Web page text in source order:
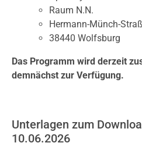
Raum N.N.
Hermann-Münch-
38440 Wolfsburg
Das Programm wird derzeit
demnächst zur Verfügung.
Unterlagen zum
10.06.2026